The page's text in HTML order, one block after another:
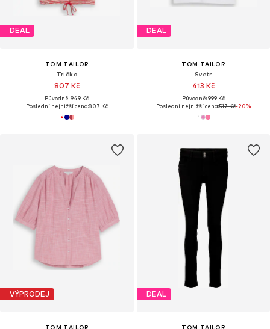
DEAL
TOM TAILOR
Tričko
807 Kč
Původně: 949 Kč
Poslední nejnižší cena:807 Kč
DEAL
TOM TAILOR
Svetr
413 Kč
Původně: 999 Kč
Poslední nejnižší cena:517 Kč-20%
VÝPRODEJ
TOM TAILOR
DEAL
TOM TAILOR